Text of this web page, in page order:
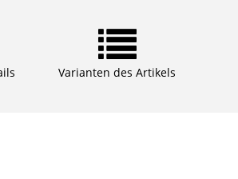
Varianten des Artikels